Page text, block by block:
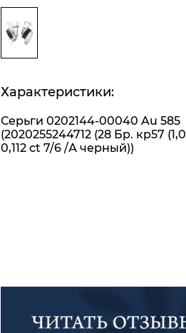
Характеристики:
Серьги 0202144-00040 Au 585
(2020255244712 (28 Бр. кр57
0,112 ct 7/6 /А черный))